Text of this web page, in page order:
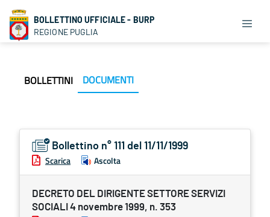
BOLLETTINO UFFICIALE - BURP
REGIONE PUGLIA
BOLLETTINI DOCUMENTI
Bollettino n° 111 del 11/11/1999
Scarica Ascolta
DECRETO DEL DIRIGENTE SETTORE SERVIZI
SOCIALI 4 novembre 1999, n. 353